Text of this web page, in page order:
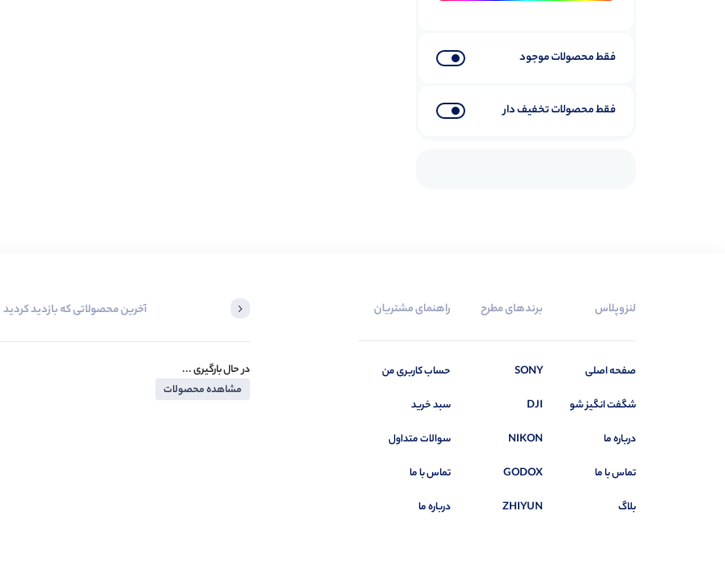
فقط محصولات موجود
فقط محصولات تخفیف دار
لنزوپلاس
صفحه اصلی
شگفت انگیز شو
درباره ما
تماس با ما
بلاگ
برندهای مطرح
SONY
DJI
NIKON
GODOX
ZHIYUN
راهنمای مشتریان
حساب کاربری من
سبد خرید
سوالات متداول
تماس با ما
درباره ما
آخرین محصولاتی که بازدید کردید
در حال بارگیری ...
مشاهده محصولات